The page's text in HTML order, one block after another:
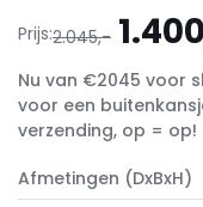
Prijs:2.045,-
prijs
was:
Nu van €2045 voor
voor een
verzending, op = op!
Afmetingen (DxBxH)